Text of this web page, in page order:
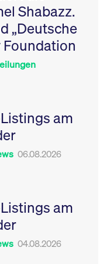
Shabazz.
„Deutsche
am
06.08.2026
am
04.08.2026
Leistung der Website
zu messen. Es handelt
sich um ein Muster-
Cookie, bei dem auf
das Präfix _pk_ses
eine kurze Reihe von
6
Monate
Dieses Cookie dient
Speicherung der
Einwilligungs- und
des Nutzers für ihre
Interaktion mit der
Sitzungen geehrt